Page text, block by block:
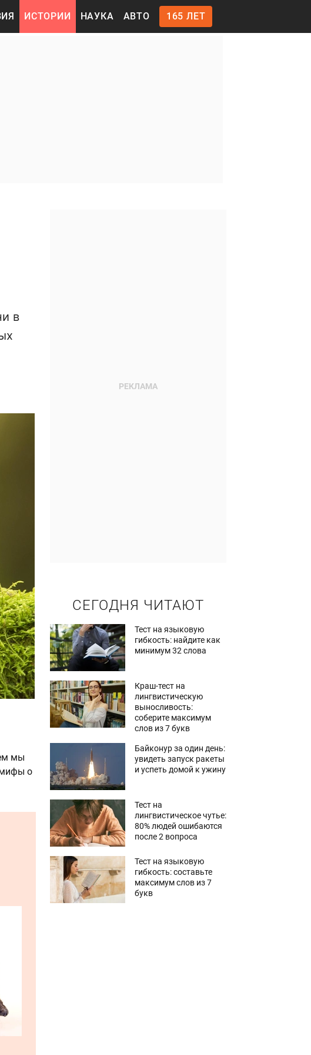
ИСТОРИИ НАУКА АВТО 165 ЛЕТ
в
мы
мифы о
СЕГОДНЯ ЧИТАЮТ
Тест на языковую
гибкость: найдите как
минимум 32 слова
Краш-тест на
лингвистическую
выносливость:
соберите максимум
слов из 7 букв
Байконур за один день:
увидеть запуск ракеты
и успеть домой к ужину
Тест на
лингвистическое чутье:
80% людей ошибаются
после 2 вопроса
Тест на языковую
гибкость: составьте
максимум слов из 7
букв